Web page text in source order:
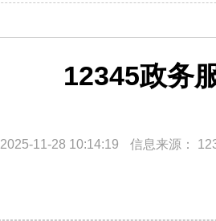
12345政务
2025-11-28 10:14:19 信息来源：